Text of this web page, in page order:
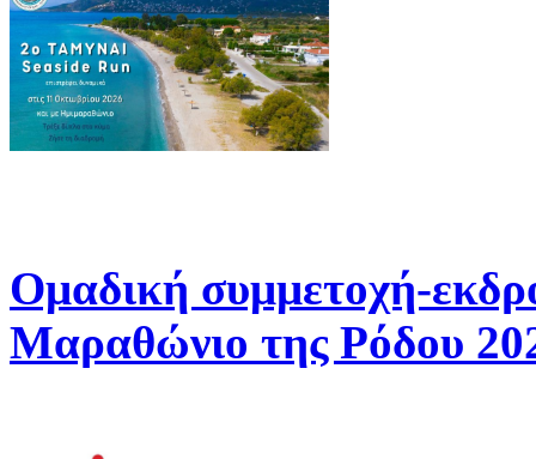
Ομαδική συμμετοχή-
Μαραθώνιο της Ρόδου